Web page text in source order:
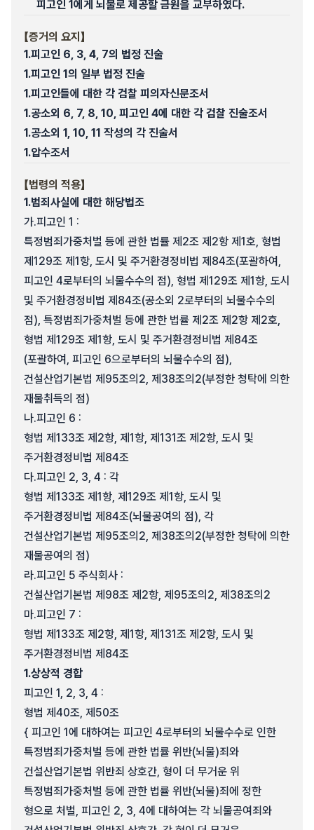
피고인 1에게 뇌물로 제공할 금원을 교부하였다.
【증거의 요지】
1.피고인 6, 3, 4, 7의 법정 진술
1.피고인 1의 일부 법정 진술
1.피고인들에 대한 각 검찰 피의자신문조서
1.공소외 6, 7, 8, 10, 피고인 4에 대한 각 검찰 진술조서
1.공소외 1, 10, 11 작성의 각 진술서
1.압수조서
【법령의 적용】
1.범죄사실에 대한 해당법조
가.피고인 1 :
특정범죄가중처벌 등에 관한 법률 제2조 제2항 제1호, 형법
제129조 제1항, 도시 및 주거환경정비법 제84조(포괄하여,
피고인 4로부터의 뇌물수수의 점), 형법 제129조 제1항, 도시
및 주거환경정비법 제84조(공소외 2로부터의 뇌물수수의
점), 특정범죄가중처벌 등에 관한 법률 제2조 제2항 제2호,
형법 제129조 제1항, 도시 및 주거환경정비법 제84조
(포괄하여, 피고인 6으로부터의 뇌물수수의 점),
건설산업기본법 제95조의2, 제38조의2(부정한 청탁에 의한
재물취득의 점)
나.피고인 6 :
형법 제133조 제2항, 제1항, 제131조 제2항, 도시 및
주거환경정비법 제84조
다.피고인 2, 3, 4 : 각
형법 제133조 제1항, 제129조 제1항, 도시 및
주거환경정비법 제84조(뇌물공여의 점), 각
건설산업기본법 제95조의2, 제38조의2(부정한 청탁에 의한
재물공여의 점)
라.피고인 5 주식회사 :
건설산업기본법 제98조 제2항, 제95조의2, 제38조의2
마.피고인 7 :
형법 제133조 제2항, 제1항, 제131조 제2항, 도시 및
주거환경정비법 제84조
1.상상적 경합
피고인 1, 2, 3, 4 :
형법 제40조, 제50조
{ 피고인 1에 대하여는 피고인 4로부터의 뇌물수수로 인한
특정범죄가중처벌 등에 관한 법률 위반(뇌물)죄와
건설산업기본법 위반죄 상호간, 형이 더 무거운 위
특정범죄가중처벌 등에 관한 법률 위반(뇌물)죄에 정한
형으로 처벌, 피고인 2, 3, 4에 대하여는 각 뇌물공여죄와